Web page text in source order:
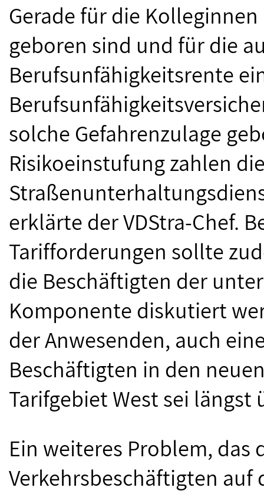
Gerade für die
geboren sind und für die
Berufsunfähigkeitsrente
solche Gefahrenzulage
Risikoeinstufung zahlen
erklärte der VDStra-Chef.
Tarifforderungen sollte
die Beschäftigten der
Komponente diskutiert
der Anwesenden, auch
Beschäftigten in den
Tarifgebiet West sei längst
Ein weiteres Problem, das
Verkehrsbeschäftigten